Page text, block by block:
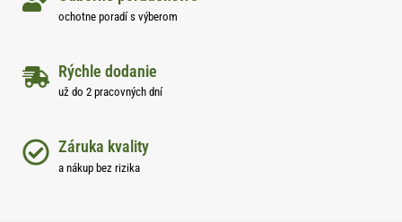
ochotne poradí s výberom
Rýchle dodanie
už do 2 pracovných dní
Záruka kvality
a nákup bez rizika